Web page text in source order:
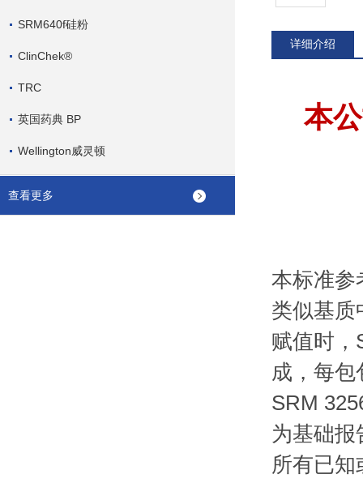
SRM640f硅粉
ClinChek®
TRC
英国药典 BP
Wellington威灵顿
查看更多
详细介绍
本
本标准参
类似基质
赋值时，
成，每包
SRM
为基础报
所有已